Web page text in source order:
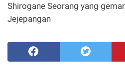
Shirogane Seorang yang
Jejepangan